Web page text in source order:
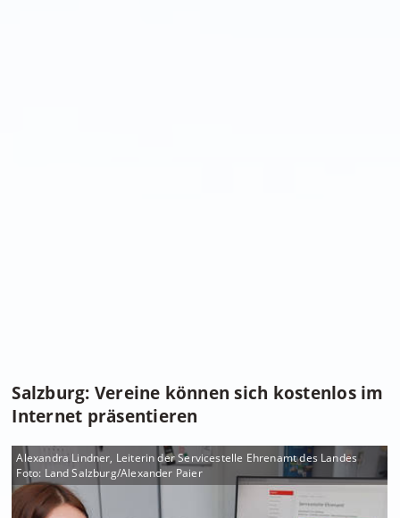
Salzburg: Vereine können sich kostenlos im
Internet präsentieren
Alexandra Lindner, Leiterin der Servicestelle Ehrenamt des Landes
Foto: Land Salzburg/Alexander Paier